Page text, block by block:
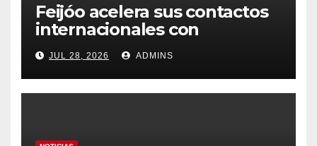
Feijóo acelera sus contactos
internacionales con
Latinoamérica como socio
prioritario en su agenda de
gobierno
JUL 28, 2026 ADMINS